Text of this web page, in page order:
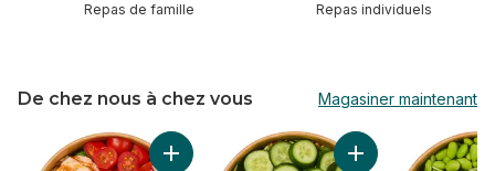
Repas de famille Repas individuels
De chez nous à chez vous Magasiner maintenant
sauter De chez nous à chez vous
Ajouter Généreux bol de poulet piri-piri au
Ajouter Généreux